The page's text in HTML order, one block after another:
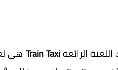
الرائعةTrain Taxi هي